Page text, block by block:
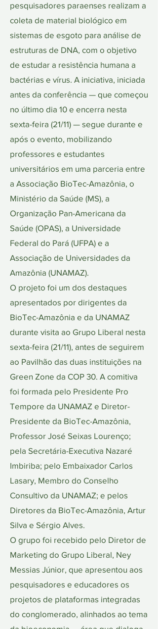
pesquisadores paraenses realizam a
coleta de material biológico em
sistemas de esgoto para análise de
estruturas de DNA, com o objetivo
de estudar a resistência humana a
bactérias e vírus. A iniciativa, iniciada
antes da conferência — que começou
no último dia 10 e encerra nesta
sexta-feira (21/11) — segue durante e
após o evento, mobilizando
professores e estudantes
universitários em uma parceria entre
a Associação BioTec-Amazônia, o
Ministério da Saúde (MS), a
Organização Pan-Americana da
Saúde (OPAS), a Universidade
Federal do Pará (UFPA) e a
Associação de Universidades da
Amazônia (UNAMAZ).
O projeto foi um dos destaques
apresentados por dirigentes da
BioTec-Amazônia e da UNAMAZ
durante visita ao Grupo Liberal nesta
sexta-feira (21/11), antes de seguirem
ao Pavilhão das duas instituições na
Green Zone da COP 30. A comitiva
foi formada pelo Presidente Pro
Tempore da UNAMAZ e Diretor-
Presidente da BioTec-Amazônia,
Professor José Seixas Lourenço;
pela Secretária-Executiva Nazaré
Imbiriba; pelo Embaixador Carlos
Lasary, Membro do Conselho
Consultivo da UNAMAZ; e pelos
Diretores da BioTec-Amazônia, Artur
Silva e Sérgio Alves.
O grupo foi recebido pelo Diretor de
Marketing do Grupo Liberal, Ney
Messias Júnior, que apresentou aos
pesquisadores e educadores os
projetos de plataformas integradas
do conglomerado, alinhados ao tema